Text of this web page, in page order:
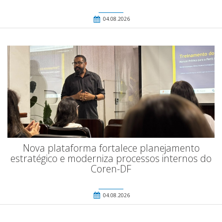
04.08.2026
Nova plataforma fortalece planejamento
estratégico e moderniza processos internos do
Coren-DF
04.08.2026